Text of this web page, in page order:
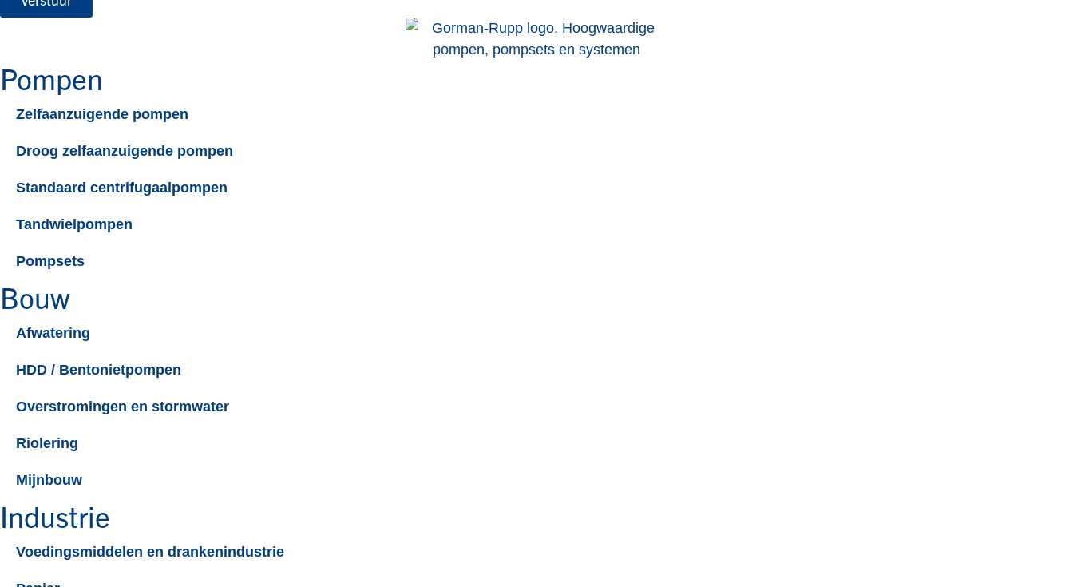
Pompen
Zelfaanzuigende pompen
Droog zelfaanzuigende pompen​
Standaard centrifugaalpompen​
Tandwielpompen​
Pompsets​
Bouw
Afwatering
HDD / Bentonietpompen
Overstromingen en stormwater
Riolering
Mijnbouw
Industrie
Voedingsmiddelen en drankenindustrie